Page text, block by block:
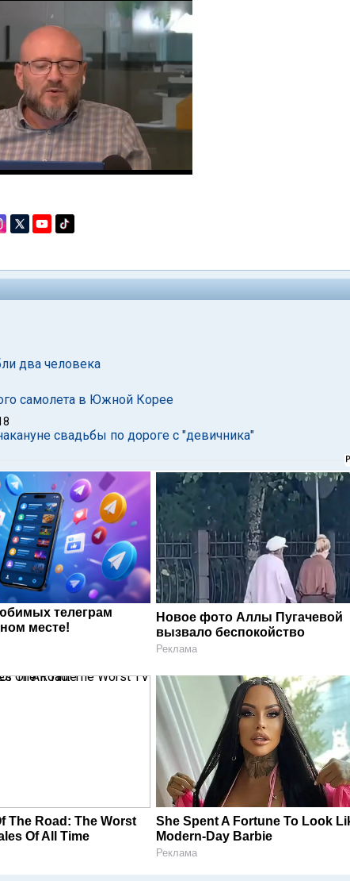
два человека
самолета в Южной Корее
свадьбы по дороге с "девичника"
телеграм
месте!
Новое фото Аллы Пугачевой
вызвало беспокойство
Реклама
The Road: The Worst
Of All Time
She Spent A Fortune To Look
Modern-Day Barbie
Реклама